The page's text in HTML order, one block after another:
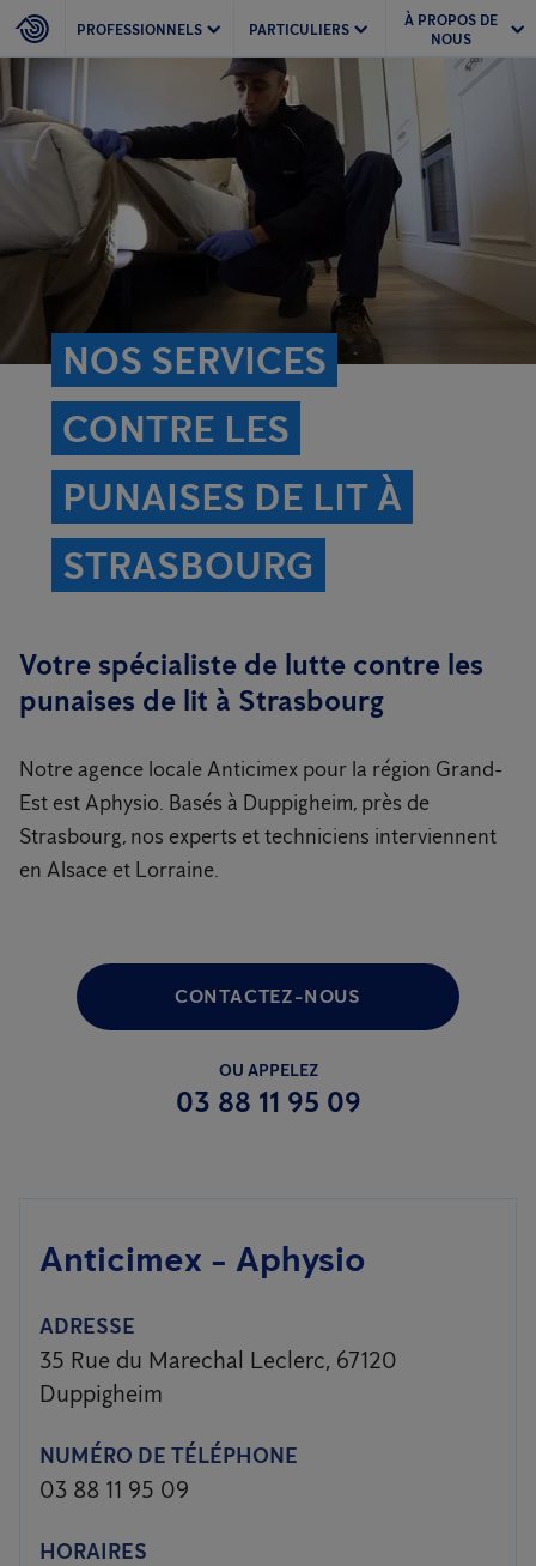
PROFESSIONNELS PARTICULIERS
À PROPOS DE
NOUS
NOS SERVICES
CONTRE LES
PUNAISES DE LIT À
STRASBOURG
Votre spécialiste de lutte contre les
punaises de lit à Strasbourg
Notre agence locale Anticimex pour la région Grand-
Est est Aphysio. Basés à Duppigheim, près de
Strasbourg, nos experts et techniciens interviennent
en Alsace et Lorraine.
CONTACTEZ-NOUS
OU APPELEZ
03 88 11 95 09
Anticimex - Aphysio
ADRESSE
35 Rue du Marechal Leclerc, 67120
Duppigheim
NUMÉRO DE TÉLÉPHONE
03 88 11 95 09
HORAIRES